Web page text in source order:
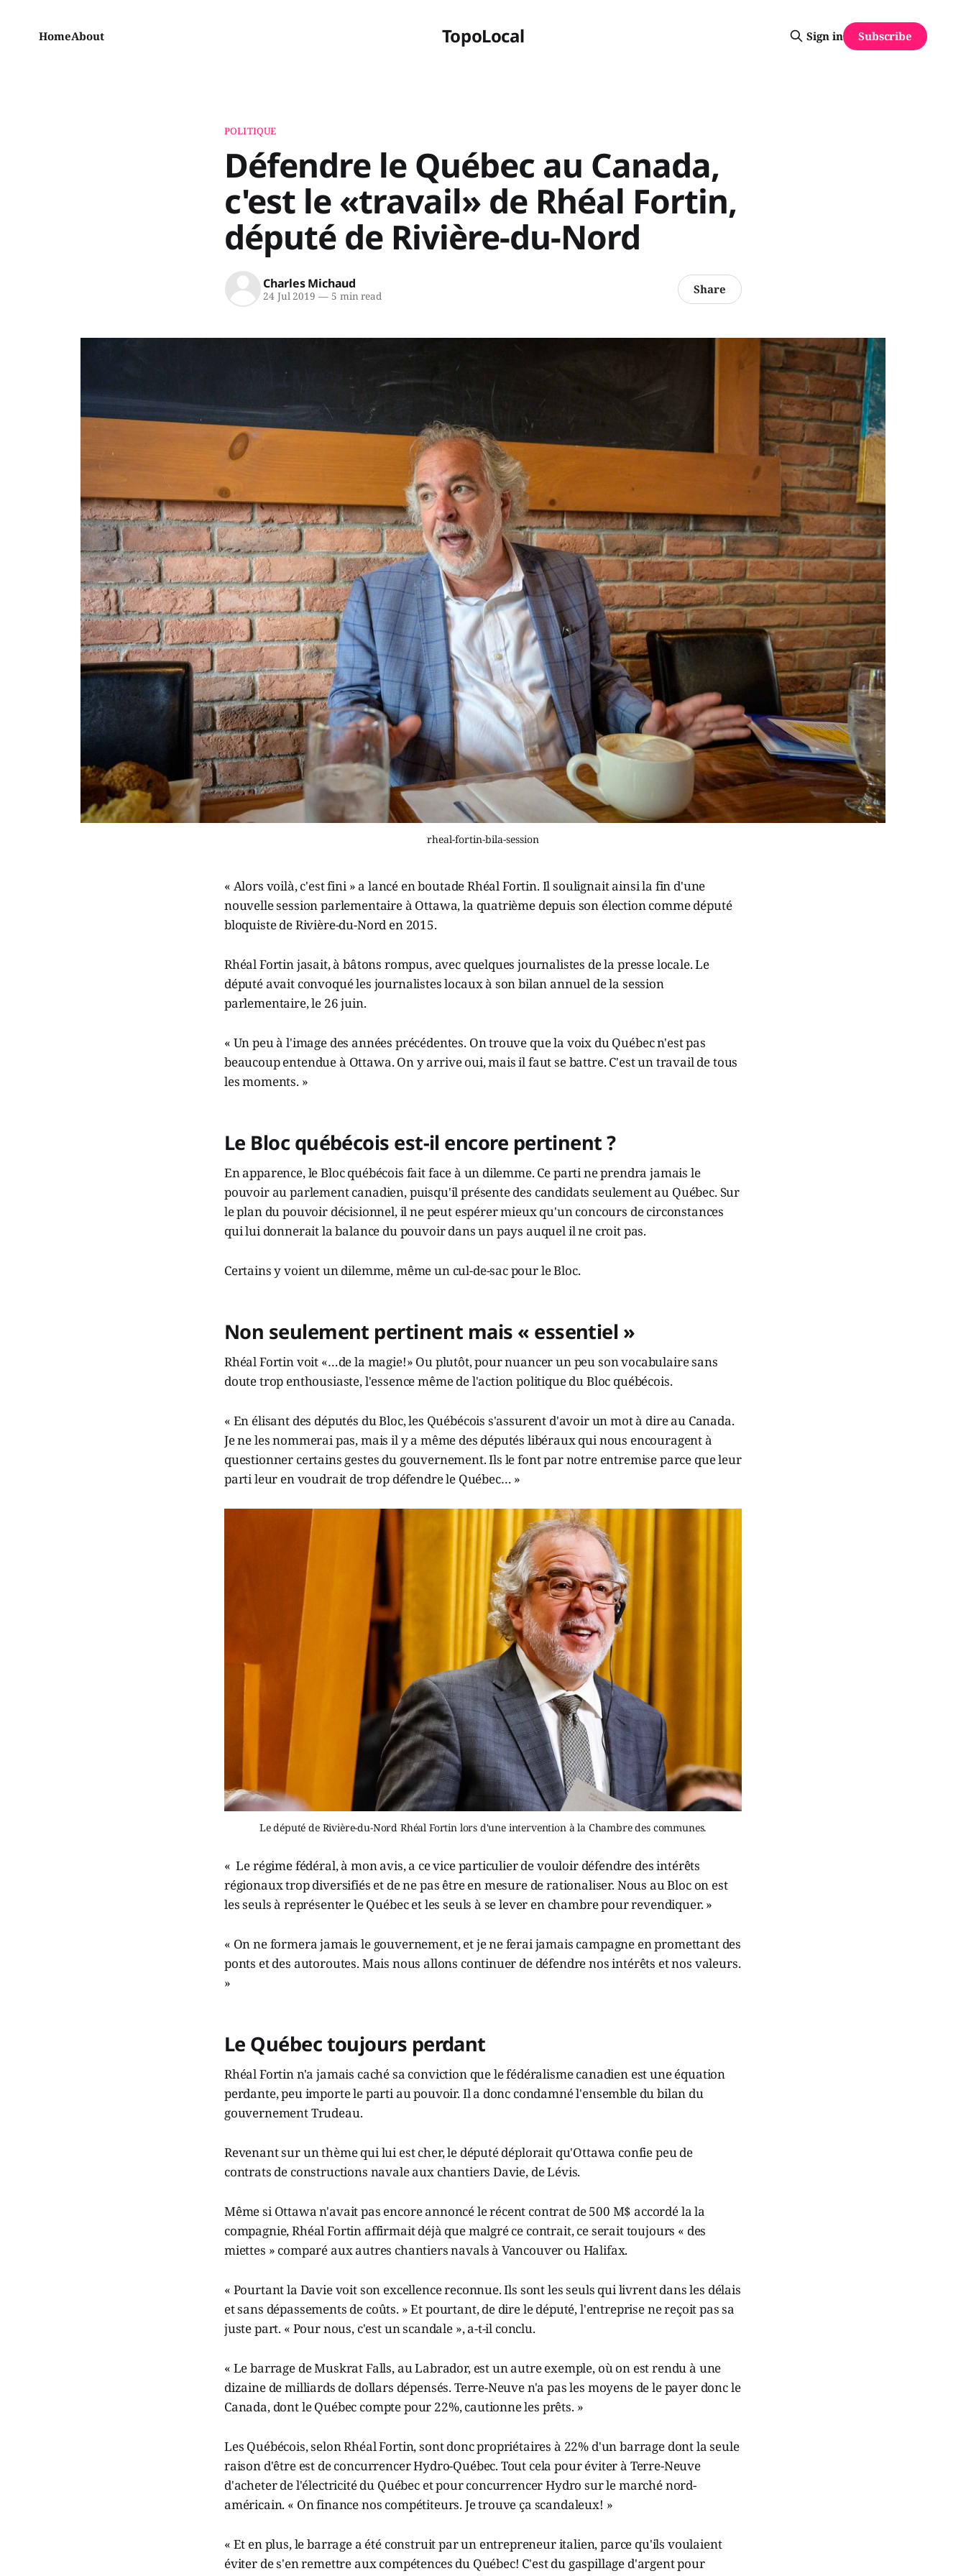
TopoLocal
HomeAbout Sign in Subscribe
POLITIQUE
Défendre le Québec au Canada,
c'est le «travail» de Rhéal Fortin,
député de Rivière-du-Nord
Charles Michaud
24 Jul 2019 —5 min read Share
rheal-fortin-bila-session
« Alors voilà, c'est fini » a lancé en boutade Rhéal Fortin. Il soulignait ainsi la fin d'une
nouvelle session parlementaire à Ottawa, la quatrième depuis son élection comme député
bloquiste de Rivière-du-Nord en 2015.
Rhéal Fortin jasait, à bâtons rompus, avec quelques journalistes de la presse locale. Le
député avait convoqué les journalistes locaux à son bilan annuel de la session
parlementaire, le 26 juin.
« Un peu à l'image des années précédentes. On trouve que la voix du Québec n'est pas
beaucoup entendue à Ottawa. On y arrive oui, mais il faut se battre. C'est un travail de tous
les moments. »
Le Bloc québécois est-il encore pertinent ?
En apparence, le Bloc québécois fait face à un dilemme. Ce parti ne prendra jamais le
pouvoir au parlement canadien, puisqu'il présente des candidats seulement au Québec. Sur
le plan du pouvoir décisionnel, il ne peut espérer mieux qu'un concours de circonstances
qui lui donnerait la balance du pouvoir dans un pays auquel il ne croit pas.
Certains y voient un dilemme, même un cul-de-sac pour le Bloc.
Non seulement pertinent mais « essentiel »
Rhéal Fortin voit «…de la magie!» Ou plutôt, pour nuancer un peu son vocabulaire sans
doute trop enthousiaste, l'essence même de l'action politique du Bloc québécois.
« En élisant des députés du Bloc, les Québécois s'assurent d'avoir un mot à dire au Canada.
Je ne les nommerai pas, mais il y a même des députés libéraux qui nous encouragent à
questionner certains gestes du gouvernement. Ils le font par notre entremise parce que leur
parti leur en voudrait de trop défendre le Québec… »
Le député de Rivière-du-Nord Rhéal Fortin lors d'une intervention à la Chambre des communes.
« Le régime fédéral, à mon avis, a ce vice particulier de vouloir défendre des intérêts
régionaux trop diversifiés et de ne pas être en mesure de rationaliser. Nous au Bloc on est
les seuls à représenter le Québec et les seuls à se lever en chambre pour revendiquer. »
« On ne formera jamais le gouvernement, et je ne ferai jamais campagne en promettant des
ponts et des autoroutes. Mais nous allons continuer de défendre nos intérêts et nos valeurs.
»
Le Québec toujours perdant
Rhéal Fortin n'a jamais caché sa conviction que le fédéralisme canadien est une équation
perdante, peu importe le parti au pouvoir. Il a donc condamné l'ensemble du bilan du
gouvernement Trudeau.
Revenant sur un thème qui lui est cher, le député déplorait qu'Ottawa confie peu de
contrats de constructions navale aux chantiers Davie, de Lévis.
Même si Ottawa n'avait pas encore annoncé le récent contrat de 500 M$ accordé la la
compagnie, Rhéal Fortin affirmait déjà que malgré ce contrait, ce serait toujours « des
miettes » comparé aux autres chantiers navals à Vancouver ou Halifax.
« Pourtant la Davie voit son excellence reconnue. Ils sont les seuls qui livrent dans les délais
et sans dépassements de coûts. » Et pourtant, de dire le député, l'entreprise ne reçoit pas sa
juste part. « Pour nous, c'est un scandale », a-t-il conclu.
« Le barrage de Muskrat Falls, au Labrador, est un autre exemple, où on est rendu à une
dizaine de milliards de dollars dépensés. Terre-Neuve n'a pas les moyens de le payer donc le
Canada, dont le Québec compte pour 22%, cautionne les prêts. »
Les Québécois, selon Rhéal Fortin, sont donc propriétaires à 22% d'un barrage dont la seule
raison d'être est de concurrencer Hydro-Québec. Tout cela pour éviter à Terre-Neuve
d'acheter de l'électricité du Québec et pour concurrencer Hydro sur le marché nord-
américain. « On finance nos compétiteurs. Je trouve ça scandaleux! »
« Et en plus, le barrage a été construit par un entrepreneur italien, parce qu'ils voulaient
éviter de s'en remettre aux compétences du Québec! C'est du gaspillage d'argent pour